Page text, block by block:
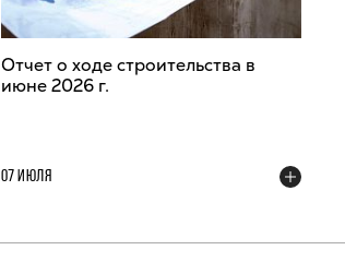
Отчет о ходе строительства в
июне 2026 г.
07 ИЮЛЯ